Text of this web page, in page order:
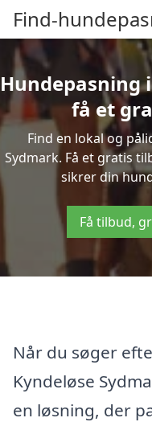
Find-
Hundepasning
få et
Find en lokal og
Sydmark. Få et gratis
sikrer din
Få tilbud,
Når du søger
Kyndeløse
en løsning, der